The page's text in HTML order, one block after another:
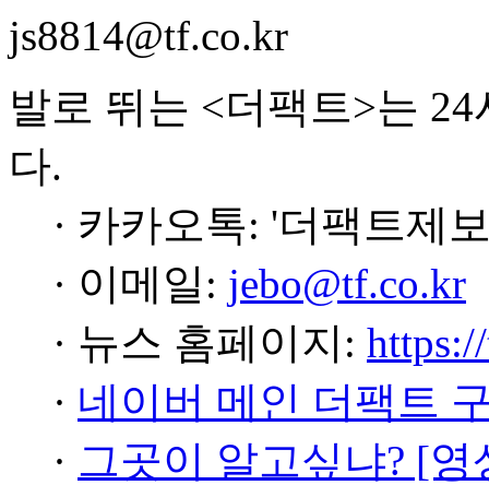
js8814@tf.co.kr
발로 뛰는 <더팩트>는
다.
· 카카오톡: '더팩트제
· 이메일: jebo@tf.co.kr
· 뉴스 홈페이지:
· 네이버 메인 더팩트
· 그곳이 알고싶냐? [